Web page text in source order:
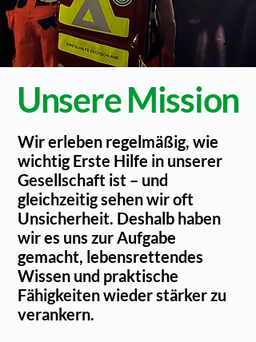
Unsere Mission
Wir erleben regelmäßig, wie
wichtig Erste Hilfe in unserer
Gesellschaft ist – und
gleichzeitig sehen wir oft
Unsicherheit. Deshalb haben
wir es uns zur Aufgabe
gemacht, lebensrettendes
Wissen und praktische
Fähigkeiten wieder stärker zu
verankern.